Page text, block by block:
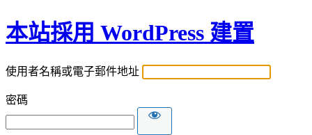
本站採用 WordPress 建置
使用者名稱或電子郵件地址
密碼